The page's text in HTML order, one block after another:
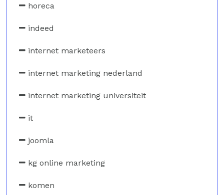
horeca
indeed
internet marketeers
internet marketing nederland
internet marketing universiteit
it
joomla
kg online marketing
komen